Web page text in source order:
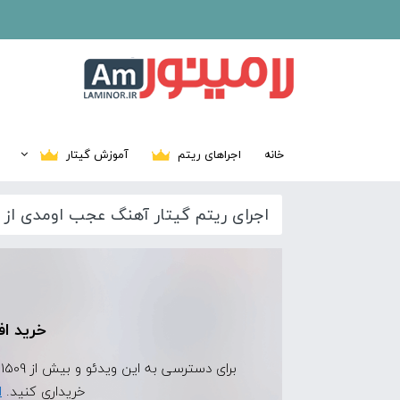
خانه اجراهای ریتم آموزش گیتار
اجرای ریتم گیتار آهنگ عجب اومدی
خرید
برای دسترسی به این ویدئو و بیش از 1509 ویدئوی اجرای ریتم دیگر، ابتدا
خریداری کنید.